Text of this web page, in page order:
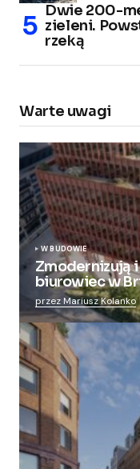
Dwie 200-
zieleni.
rzeką
Warte uwagi
W BUDOWIE
Zmodernizują
biurowiec w
przez Mariusz Kolanko